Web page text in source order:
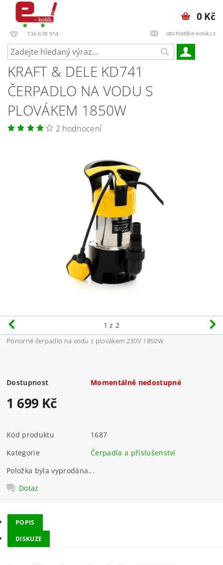
736 678 914 obchod@e-kosik.cz
0 Kč
KRAFT & DELE KD741
ČERPADLO NA VODU S
PLOVÁKEM 1850W
2 hodnocení
1 z 2
Ponorné čerpadlo na vodu s plovákem 230V 1850W
Dostupnost Momentálně nedostupné
1 699 Kč
Kód produktu
1687
Kategorie
Čerpadla a příslušenství
Položka byla vyprodána...
Dotaz
POPIS
DISKUZE